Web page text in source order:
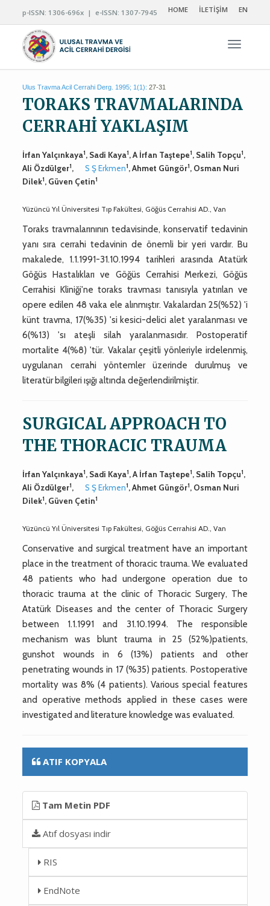
p-ISSN: 1306-696x | e-ISSN: 1307-7945 HOME İLETİŞİM EN
Ulus Travma Acil Cerrahi Derg. 1995; 1(1): 27-31
TORAKS TRAVMALARINDA
CERRAHİ YAKLAŞIM
İrfan Yalçınkaya1, Sadi Kaya1, A İrfan Taştepe1, Salih Topçu1,
Ali Özdülger1, S Ş Erkmen1, Ahmet Güngör1, Osman Nuri
Dilek1, Güven Çetin1
Yüzüncü Yıl Üniversitesi Tıp Fakültesi, Göğüs Cerrahisi AD., Van
Toraks travmalarınının tedavisinde, konservatif tedavinin
yanı sıra cerrahi tedavinin de önemli bir yeri vardır. Bu
makalede, 1.1.1991-31.10.1994 tarihleri arasında Atatürk
Göğüs Hastalıkları ve Göğüs Cerrahisi Merkezi, Göğüs
Cerrahisi Kliniği'ne toraks travması tanısıyla yatırılan ve
opere edilen 48 vaka ele alınmıştır. Vakalardan 25(%52) 'i
künt travma, 17(%35) 'si kesici-delici alet yaralanması ve
6(%13) 'sı ateşli silah yaralanmasıdır. Postoperatif
mortalite 4(%8) 'tür. Vakalar çeşitli yönleriyle irdelenmiş,
uygulanan cerrahi yöntemler üzerinde durulmuş ve
literatür bilgileri ışığı altında değerlendirilmiştir.
SURGICAL APPROACH TO
THE THORACIC TRAUMA
İrfan Yalçınkaya1, Sadi Kaya1, A İrfan Taştepe1, Salih Topçu1,
Ali Özdülger1, S Ş Erkmen1, Ahmet Güngör1, Osman Nuri
Dilek1, Güven Çetin1
Yüzüncü Yıl Üniversitesi Tıp Fakültesi, Göğüs Cerrahisi AD., Van
Conservative and surgical treatment have an important
place in the treatment of thoracic trauma. We evaluated
48 patients who had undergone operation due to
thoracic trauma at the clinic of Thoracic Surgery, The
Atatürk Diseases and the center of Thoracic Surgery
between 1.1.1991 and 31.10.1994. The responsible
mechanism was blunt trauma in 25 (52%)patients,
gunshot wounds in 6 (13%) patients and other
penetrating wounds in 17 (%35) patients. Postoperative
mortality was 8% (4 patients). Various special features
and operative methods applied in these cases were
investigated and literature knowledge was evaluated.
ATIF KOPYALA
Tam Metin PDF
Atıf dosyası indir
RIS
EndNote